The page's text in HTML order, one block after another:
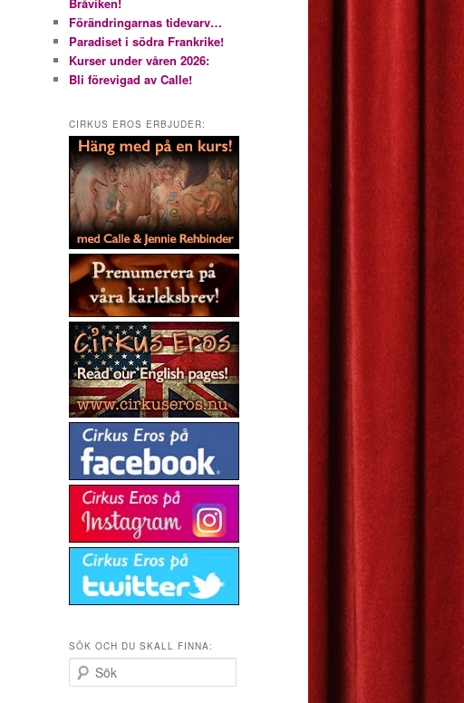
Förändringarnas tidevarv…
Paradiset i södra Frankrike!
Kurser under våren 2026:
Bli förevigad av Calle!
CIRKUS EROS ERBJUDER:
SÖK OCH DU SKALL FINNA:
ö